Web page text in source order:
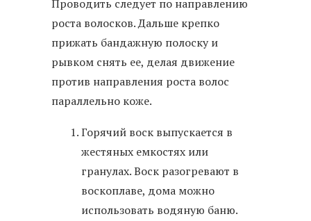
Проводить следует по направлению
роста волосков. Дальше крепко
прижать бандажную полоску и
рывком снять ее, делая движение
против направления роста волос
параллельно коже.
Горячий воск выпускается в
жестяных емкостях или
гранулах. Воск разогревают в
воскоплаве, дома можно
использовать водяную баню.